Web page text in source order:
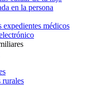
en la persona
médicos
rurales